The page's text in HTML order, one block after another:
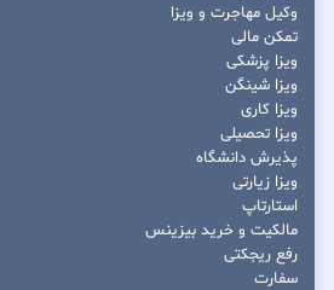
وکیل مهاجرت و ویزا
تمکن مالی
ویزا پزشکی
ویزا شینگن
ویزا کاری
ویزا تحصیلی
پذیرش دانشگاه
ویزا زیارتی
استارتاپ
مالکیت و خرید بیزینس
رفع ریجکتی
سفارت